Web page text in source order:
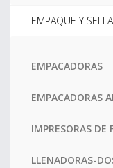
EMPAQUE Y
EMPACADORAS
EMPACADORAS
IMPRESORAS DE
LLENADORAS-